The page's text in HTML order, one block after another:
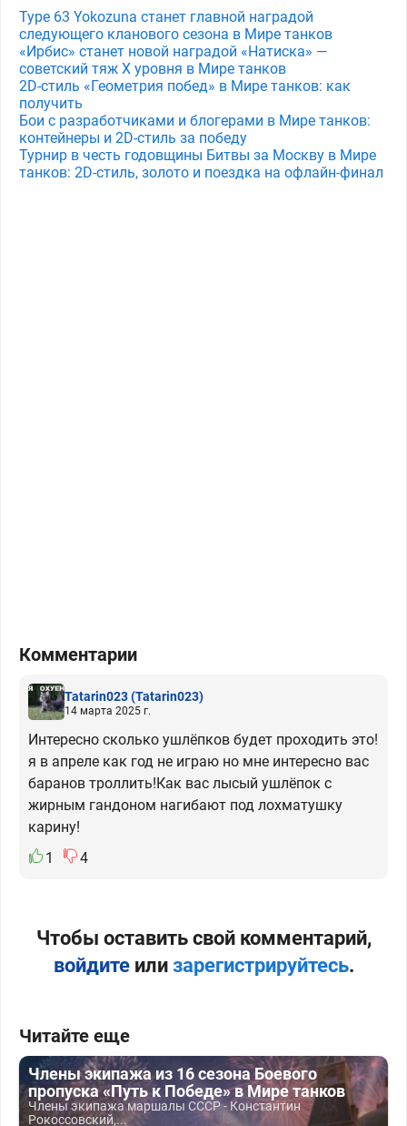
Type 63 Yokozuna станет главной наградой
следующего кланового сезона в Мире танков
«Ирбис» станет новой наградой «Натиска» —
советский тяж X уровня в Мире танков
2D-стиль «Геометрия побед» в Мире танков: как
получить
Бои с разработчиками и блогерами в Мире танков:
контейнеры и 2D-стиль за победу
Турнир в честь годовщины Битвы за Москву в Мире
танков: 2D-стиль, золото и поездка на офлайн-финал
Комментарии
Tatarin023(Tatarin023)
14 марта 2025 г.
Интересно сколько ушлёпков будет проходить это!
я в апреле как год не играю но мне интересно вас
баранов троллить!Как вас лысый ушлёпок с
жирным гандоном нагибают под лохматушку
карину!
1
4
Чтобы оставить свой комментарий,
войдитеили зарегистрируйтесь.
Читайте еще
Члены экипажа из 16 сезона Боевого
пропуска «Путь к Победе» в Мире танков
Члены экипажа маршалы СССР - Константин
Рокоссовский,...